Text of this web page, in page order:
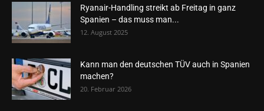
Ryanair-Handling streikt ab Freitag in ganz
Spanien – das muss man...
12. August 2025
Kann man den deutschen TÜV auch in Spanien
machen?
20. Februar 2026